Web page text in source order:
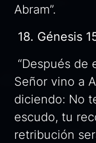
Abram”.
18. Génesis
“Después de
Señor vino a
diciendo: No
escudo, tu
retribución